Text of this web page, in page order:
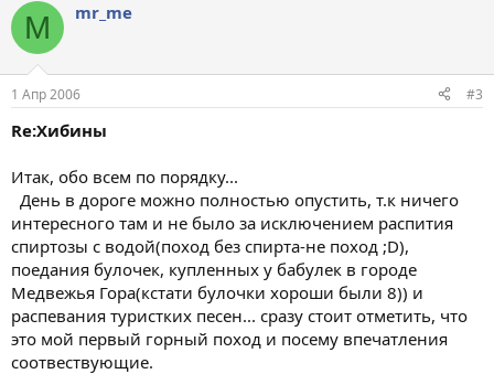
M mr_me
1 Апр 2006 #3
Re:Хибины
Итак, обо всем по порядку...
День в дороге можно полностью опустить, т.к ничего
интересного там и не было за исключением распития
спиртозы с водой(поход без спирта-не поход ;D),
поедания булочек, купленных у бабулек в городе
Медвежья Гора(кстати булочки хороши были 8)) и
распевания туристких песен... сразу стоит отметить, что
это мой первый горный поход и посему впечатления
соотвествующие.